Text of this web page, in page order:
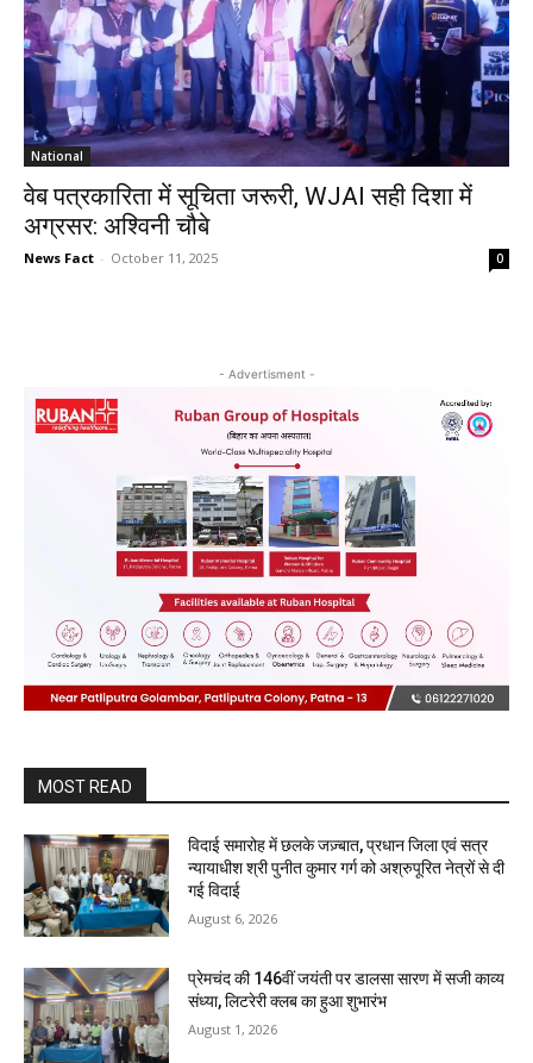
National
वेब पत्रकारिता में सूचिता जरूरी, WJAI सही दिशा में
अग्रसर: अश्विनी चौबे
News Fact - October 11, 2025 0
- Advertisment -
MOST READ
विदाई समारोह में छलके जज़्बात, प्रधान जिला एवं सत्र
न्यायाधीश श्री पुनीत कुमार गर्ग को अश्रुपूरित नेत्रों से दी
गई विदाई
August 6, 2026
प्रेमचंद की 146वीं जयंती पर डालसा सारण में सजी काव्य
संध्या, लिटरेरी क्लब का हुआ शुभारंभ
August 1, 2026